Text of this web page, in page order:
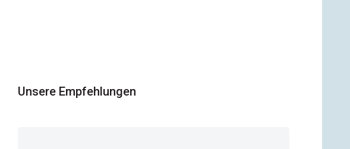
Unsere Empfehlungen